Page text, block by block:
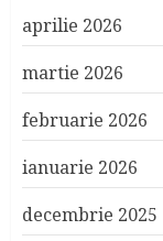
aprilie 2026
martie 2026
februarie 2026
ianuarie 2026
decembrie 2025